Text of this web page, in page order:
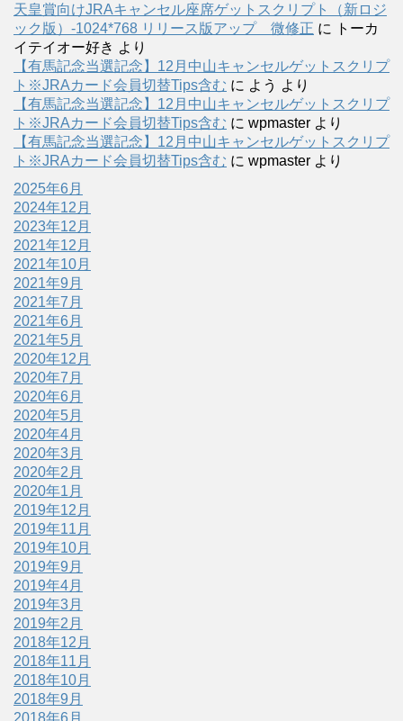
天皇賞向けJRAキャンセル座席ゲットスクリプト（新ロジ
ック版）-1024*768 リリース版アップ 微修正 に
トーカ
イテイオー好き より
【有馬記念当選記念】12月中山キャンセルゲットスクリプ
ト※JRAカード会員切替Tips含む に よう より
【有馬記念当選記念】12月中山キャンセルゲットスクリプ
ト※JRAカード会員切替Tips含む に wpmaster より
【有馬記念当選記念】12月中山キャンセルゲットスクリプ
ト※JRAカード会員切替Tips含む に wpmaster より
2025年6月
2024年12月
2023年12月
2021年12月
2021年10月
2021年9月
2021年7月
2021年6月
2021年5月
2020年12月
2020年7月
2020年6月
2020年5月
2020年4月
2020年3月
2020年2月
2020年1月
2019年12月
2019年11月
2019年10月
2019年9月
2019年4月
2019年3月
2019年2月
2018年12月
2018年11月
2018年10月
2018年9月
2018年6月